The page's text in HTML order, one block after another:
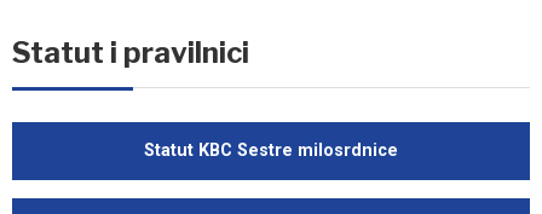
Statut i pravilnici
Statut KBC Sestre milosrdnice